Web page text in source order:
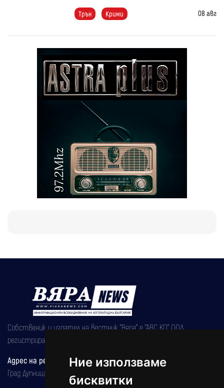
Ние използваме
бисквитки
Трън Крими 08 авг
Собственик и издател на вестник "Вяра" е "АВС КО" ООД,
регистрирана на 08.05.2002 година.
Адрес на редакцията
Град Дупница, ул.''Христо Ботев" 43